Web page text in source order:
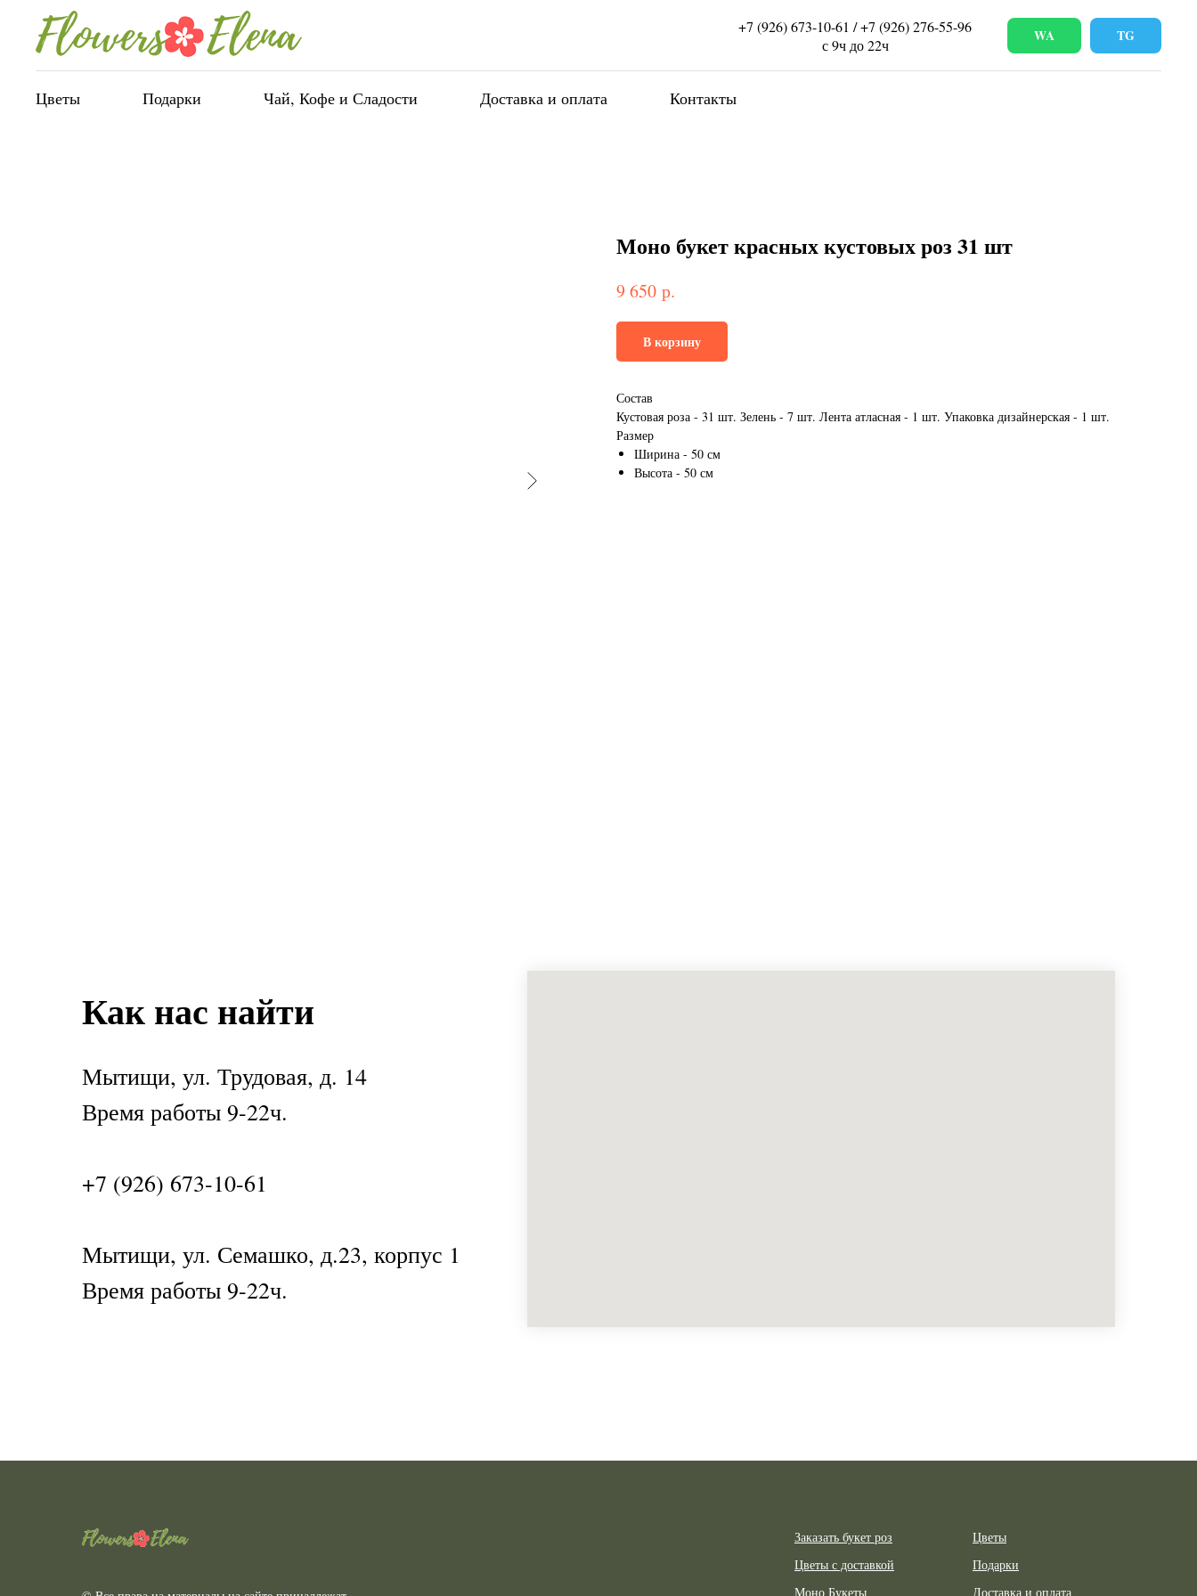
+7 (926) 673-10-61 / +7 (926) 276-55-96
с 9ч до 22ч
WA TG
Цветы Подарки Чай, Кофе и Сладости Доставка и оплата Контакты
Моно букет красных кустовых роз 31 шт
9 650 р.
В корзину
Состав
Кустовая роза - 31 шт. Зелень - 7 шт. Лента атласная - 1 шт. Упаковка дизайнерская - 1 шт.
Размер
Ширина - 50 см
Высота - 50 см
Как нас найти
Мытищи, ул. Трудовая, д. 14
Время работы 9-22ч.
+7 (926) 673-10-61
Мытищи, ул. Семашко, д.23, корпус 1
Время работы 9-22ч.
Заказать букет роз
Цветы с доставкой
Моно Букеты
Цветы
Подарки
Доставка и оплата